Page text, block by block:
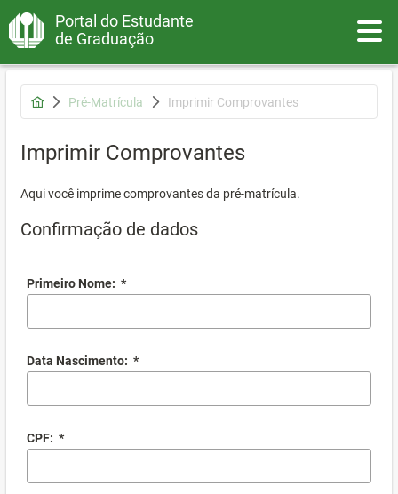
Portal do Estudante
de Graduação
Pré-Matrícula Imprimir Comprovantes
Imprimir Comprovantes
Aqui você imprime comprovantes da pré-matrícula.
Confirmação de dados
Primeiro Nome: *
Data Nascimento: *
CPF: *